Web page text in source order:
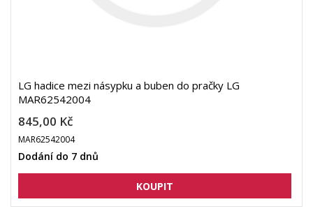
LG hadice mezi násypku a buben do pračky LG
MAR62542004
845,00 Kč
MAR62542004
Dodání do 7 dnů